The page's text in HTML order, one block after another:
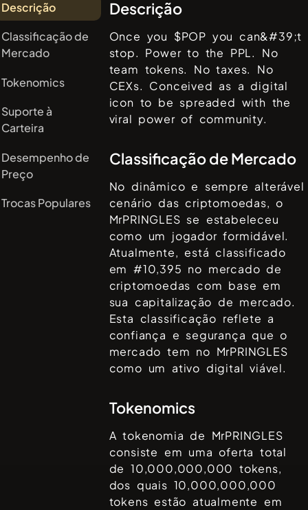
Descrição
Classificação de
Mercado
Tokenomics
Suporte à
Carteira
Desempenho de
Preço
Trocas Populares
Descrição
Once you $POP you can&#39;t
stop. Power to the PPL. No
team tokens. No taxes. No
CEXs. Conceived as a digital
icon to be spreaded with the
viral power of community.
Classificação de Mercado
No dinâmico e sempre alterável
cenário das criptomoedas, o
MrPRINGLES se estabeleceu
como um jogador formidável.
Atualmente, está classificado
em #10,395 no mercado de
criptomoedas com base em
sua capitalização de mercado.
Esta classificação reflete a
confiança e segurança que o
mercado tem no MrPRINGLES
como um ativo digital viável.
Tokenomics
A tokenomia de MrPRINGLES
consiste em uma oferta total
de10,000,000,000 tokens,
dos quais 10,000,000,000
tokens estão atualmente em